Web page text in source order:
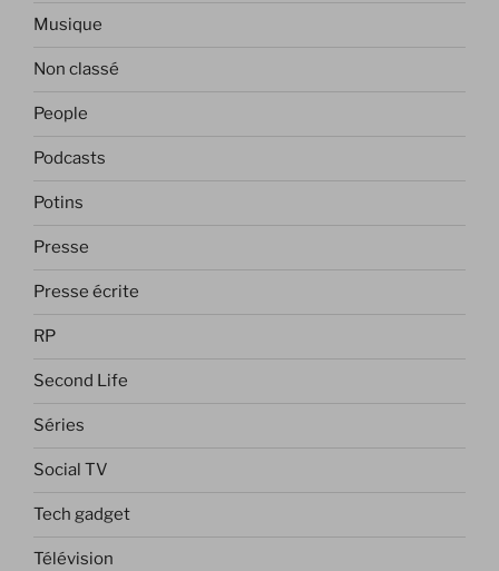
Musique
Non classé
People
Podcasts
Potins
Presse
Presse écrite
RP
Second Life
Séries
Social TV
Tech gadget
Télévision